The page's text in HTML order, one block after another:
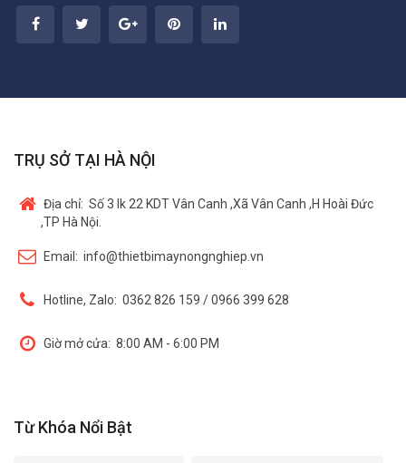
TRỤ SỞ TẠI HÀ NỘI
Địa chỉ: Số 3 lk 22 KDT Vân Canh ,Xã Vân Canh ,H Hoài Đức
,TP Hà Nội.
Email: info@thietbimaynongnghiep.vn
Hotline, Zalo: 0362 826 159 / 0966 399 628
Giờ mở cửa: 8:00 AM - 6:00 PM
Từ Khóa Nổi Bật